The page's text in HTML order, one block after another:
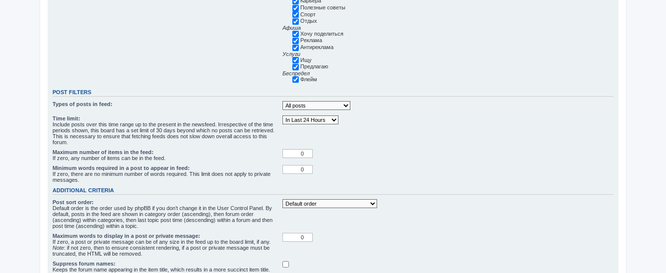
Полезные советы
Спорт
Отдых
Афиша
Хочу поделиться
Реклама
Антиреклама
Услуги
Ищу
Предлагаю
Беспредел
Флейм
POST FILTERS
Types of posts in feed:
Time limit:
Include posts over this time range up to the present in the newsfeed. Irrespective of the time
periods shown, this board has a set limit of 30 days beyond which no posts can be retrieved.
This is necessary to ensure that fetching feeds does not slow down overall access to this
forum.
Maximum number of items in the feed:
If zero, any number of items can be in the feed.
Minimum words required in a post to appear in feed:
If zero, there are no minimum number of words required. This limit does not apply to private
messages.
ADDITIONAL CRITERIA
Post sort order:
Default order is the order used by phpBB if you don’t change it in the User Control Panel. By
default, posts in the feed are shown in category order (ascending), then forum order
(ascending) within categories, then last topic post time (descending) within a forum and then
post time (ascending) within a topic.
Maximum words to display in a post or private message:
If zero, a post or private message can be of any size in the feed up to the board limit, if any.
Note: if not zero, then to ensure consistent rendering, if a post or private message must be
truncated, the HTML will be removed.
Suppress forum names:
Keeps the forum name appearing in the item title, which results in a more succinct item title.